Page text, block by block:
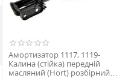
Амортизатор 1117, 1119-
Калина (стійка) передній
масляний (Hort) розбірний